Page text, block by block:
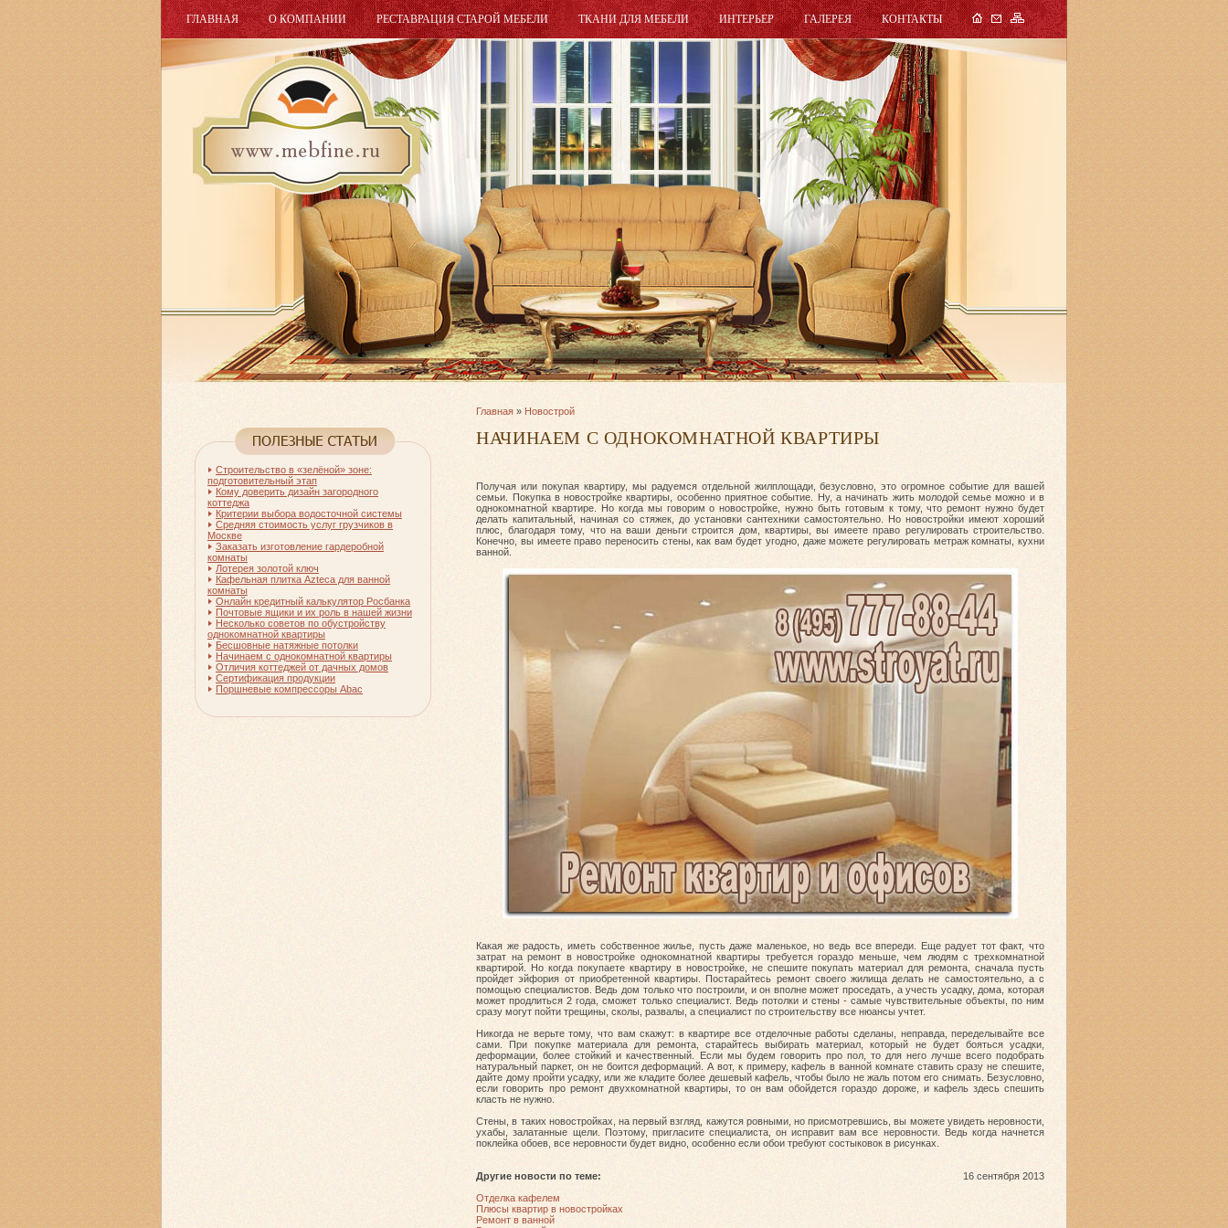
ГЛАВНАЯ О КОМПАНИИ РЕСТАВРАЦИЯ СТАРОЙ МЕБЕЛИ ТКАНИ ДЛЯ МЕБЕЛИ ИНТЕРЬЕР ГАЛЕРЕЯ КОНТАКТЫ
Главная » Новострой
НАЧИНАЕМ С ОДНОКОМНАТНОЙ КВАРТИРЫ
Получая или покупая квартиру, мы радуемся отдельной жилплощади, безусловно, это огромное событие для вашей
семьи. Покупка в новостройке квартиры, особенно приятное событие. Ну, а начинать жить молодой семье можно и в
однокомнатной квартире. Но когда мы говорим о новостройке, нужно быть готовым к тому, что ремонт нужно будет
делать капитальный, начиная со стяжек, до установки сантехники самостоятельно. Но новостройки имеют хороший
плюс, благодаря тому, что на ваши деньги строится дом, квартиры, вы имеете право регулировать строительство.
Конечно, вы имеете право переносить стены, как вам будет угодно, даже можете регулировать метраж комнаты, кухни
ванной.
Какая же радость, иметь собственное жилье, пусть даже маленькое, но ведь все впереди. Еще радует тот факт, что
затрат на ремонт в новостройке однокомнатной квартиры требуется гораздо меньше, чем людям с трехкомнатной
квартирой. Но когда покупаете квартиру в новостройке, не спешите покупать материал для ремонта, сначала пусть
пройдет эйфория от приобретенной квартиры. Постарайтесь ремонт своего жилища делать не самостоятельно, а с
помощью специалистов. Ведь дом только что построили, и он вполне может проседать, а учесть усадку, дома, которая
может продлиться 2 года, сможет только специалист. Ведь потолки и стены - самые чувствительные объекты, по ним
сразу могут пойти трещины, сколы, развалы, а специалист по строительству все нюансы учтет.
Никогда не верьте тому, что вам скажут: в квартире все отделочные работы сделаны, неправда, переделывайте все
сами. При покупке материала для ремонта, старайтесь выбирать материал, который не будет бояться усадки,
деформации, более стойкий и качественный. Если мы будем говорить про пол, то для него лучше всего подобрать
натуральный паркет, он не боится деформаций. А вот, к примеру, кафель в ванной комнате ставить сразу не спешите,
дайте дому пройти усадку, или же кладите более дешевый кафель, чтобы было не жаль потом его снимать. Безусловно,
если говорить про ремонт двухкомнатной квартиры, то он вам обойдется гораздо дороже, и кафель здесь спешить
класть не нужно.
Стены, в таких новостройках, на первый взгляд, кажутся ровными, но присмотревшись, вы можете увидеть неровности,
ухабы, залатанные щели. Поэтому, пригласите специалиста, он исправит вам все неровности. Ведь когда начнется
поклейка обоев, все неровности будет видно, особенно если обои требуют состыковок в рисунках.
16 сентября 2013
Другие новости по теме:
Отделка кафелем
Плюсы квартир в новостройках
Ремонт в ванной
Строительство в «зелёной» зоне:
подготовительный этап
Кому доверить дизайн загородного
коттеджа
Критерии выбора водосточной системы
Средняя стоимость услуг грузчиков в
Москве
Заказать изготовление гардеробной
комнаты
Лотерея золотой ключ
Кафельная плитка Azteca для ванной
комнаты
Онлайн кредитный калькулятор Росбанка
Почтовые ящики и их роль в нашей жизни
Несколько советов по обустройству
однокомнатной квартиры
Бесшовные натяжные потолки
Начинаем с однокомнатной квартиры
Отличия коттеджей от дачных домов
Сертификация продукции
Поршневые компрессоры Abac